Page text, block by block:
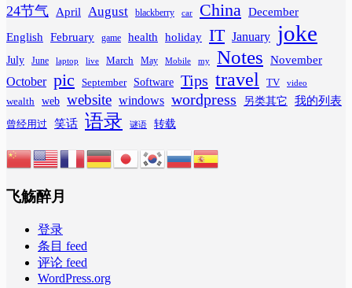
24节气 April August blackberry car China December
English
February game health holiday IT January joke
July June laptop live March May Mobile my Notes November
October pic September Software Tips travel TV video
wealth web website windows wordpress 另类其它 我的列表
曾经用过 笑话 语录 谜语 转载
飞觞醉月
登录
条目 feed
评论 feed
WordPress.org